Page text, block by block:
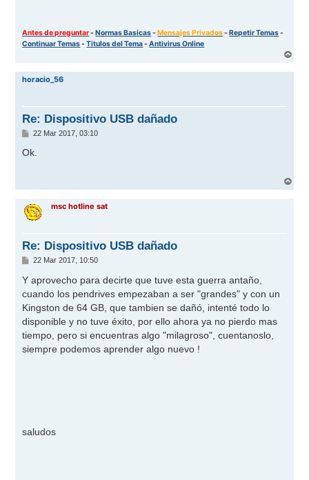
Antes de preguntar-Normas Basicas-Mensajes Privados-Repetir Temas-
Continuar Temas-Titulos del Tema-Antivirus Online
r
horacio_56
Re: Dispositivo USB dañado
M
n
22 Mar 2017, 03:10
Ok.
r
msc hotline sat
Re: Dispositivo USB dañado
M
n
s
a
j
e
22 Mar 2017, 10:50
Y aprovecho para decirte que tuve esta guerra antaño,
cuando los pendrives empezaban a ser "grandes" y con un
Kingston de 64 GB, que tambien se dañó, intenté todo lo
disponible y no tuve éxito, por ello ahora ya no pierdo mas
tiempo, pero si encuentras algo "milagroso", cuentanoslo,
siempre podemos aprender algo nuevo !
saludos